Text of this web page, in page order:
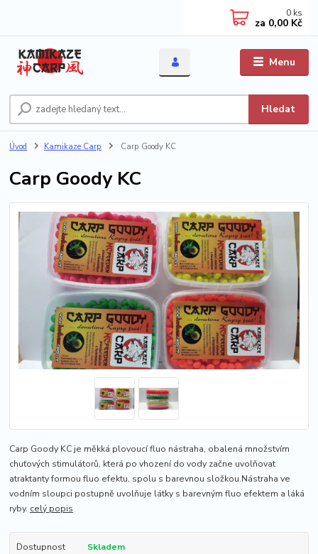
Menu
Hledat
0 ks
za 0,00 Kč
Úvod Kamikaze Carp Carp Goody KC
Carp Goody KC
Carp Goody KC je měkká plovoucí fluo nástraha, obalená množstvím
chuťových stimulátorů, která po vhození do vody začne uvolňovat
atraktanty formou fluo efektu, spolu s barevnou složkou.Nástraha ve
vodním sloupci postupně uvolňuje látky s barevným fluo efektem a láká
ryby. celý popis
Dostupnost
Skladem